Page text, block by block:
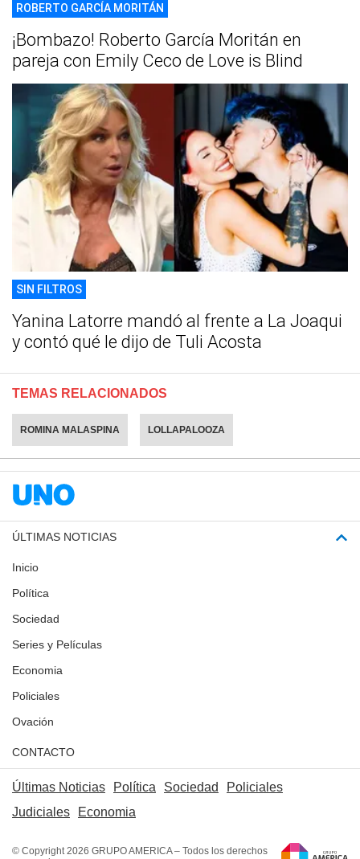
ROBERTO GARCÍA MORITÁN
¡Bombazo! Roberto García Moritán en
pareja con Emily Ceco de Love is Blind
SIN FILTROS
Yanina Latorre mandó al frente a La Joaqui
y contó qué le dijo de Tuli Acosta
TEMAS RELACIONADOS
ROMINA MALASPINA LOLLAPALOOZA
ÚLTIMAS NOTICIAS
Inicio
Política
Sociedad
Series y Películas
Economia
Policiales
Ovación
CONTACTO
Últimas Noticias Política Sociedad
Policiales
Judiciales
Economia
© Copyright 2026 GRUPO AMERICA – Todos los derechos